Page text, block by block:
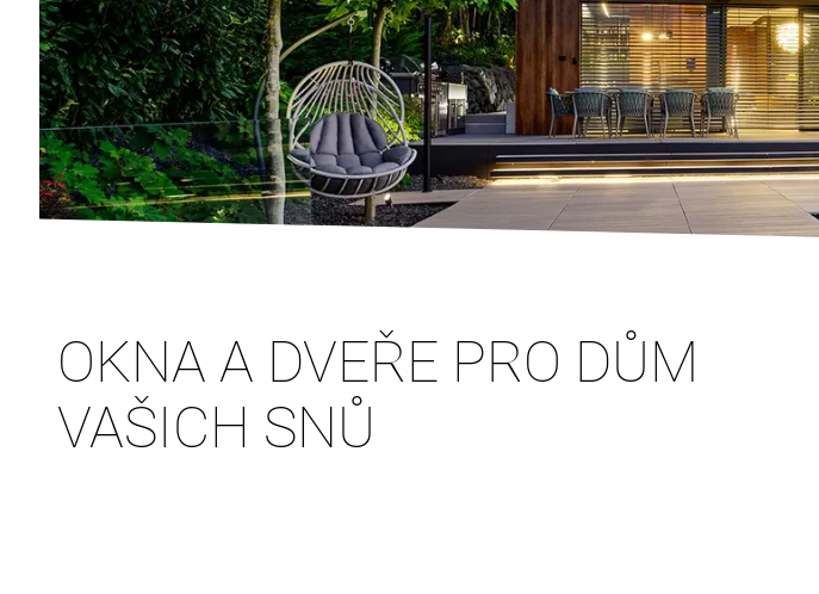
OKNA A DVEŘE PRO DŮM
VAŠICH SNŮ